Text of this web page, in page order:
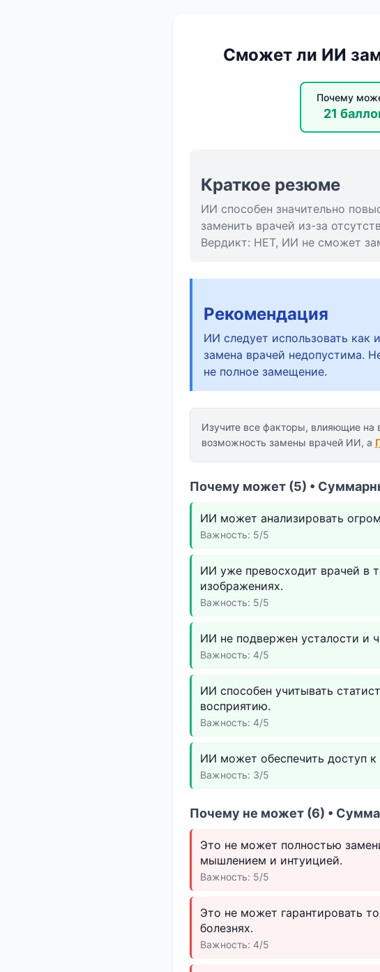
Сможет ли ИИ
Почему
21
Краткое резюме
ИИ способен значительно
заменить врачей из-за
Вердикт: НЕТ, ИИ не сможет
Рекомендация
ИИ следует использовать как
замена врачей недопустима.
не полное замещение.
Изучите все факторы, влияющие на
возможность замены врачей ИИ, а
Почему может (5) •
ИИ может анализировать
Важность: 5/5
ИИ уже превосходит врачей в
изображениях.
Важность: 5/5
ИИ не подвержен усталости и
Важность: 4/5
ИИ способен учитывать
восприятию.
Важность: 4/5
ИИ может обеспечить доступ к
Важность: 3/5
Почему не может (6) •
Это не может полностью
мышлением и интуицией.
Важность: 5/5
Это не может гарантировать
болезнях.
Важность: 4/5